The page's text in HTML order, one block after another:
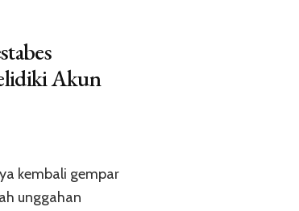
Akun
kembali gempar
unggahan